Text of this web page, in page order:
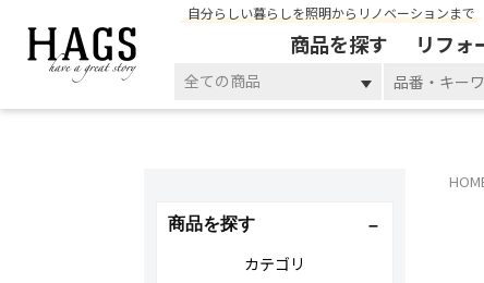
自分らしい暮らしを照明からリノベーションまで
商品を探す リフォ
全ての商品
商品を探す
カテゴリ